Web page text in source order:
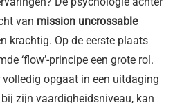
van mission uncrossable
krachtig. Op de eerste plaats
‘flow’-principe een grote rol.
volledig opgaat in een uitdaging
zijn vaardigheidsniveau, kan